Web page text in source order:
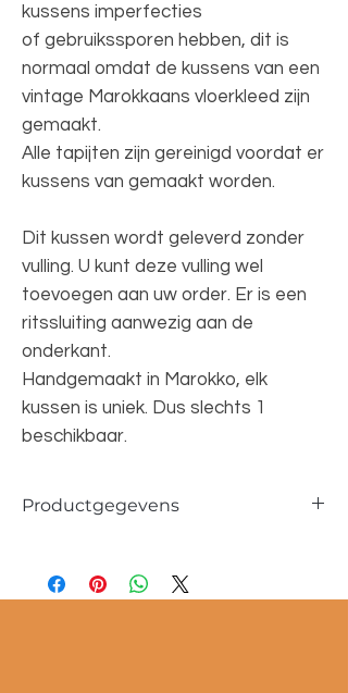
kussens imperfecties
of gebruikssporen hebben, dit is
normaal omdat de kussens van een
vintage Marokkaans vloerkleed zijn
gemaakt.
Alle tapijten zijn gereinigd voordat er
kussens van gemaakt worden.
Dit kussen wordt geleverd zonder
vulling. U kunt deze vulling wel
toevoegen aan uw order. Er is een
ritssluiting aanwezig aan de
onderkant.
Handgemaakt in Marokko, elk
kussen is uniek. Dus slechts 1
beschikbaar.
Productgegevens